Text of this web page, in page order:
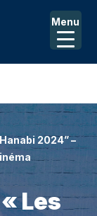
2024” –
Les
Menu